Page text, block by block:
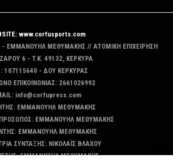
www.corfusports.com
- ΕΜΜΑΝΟΥΗΛ ΜΕΘΥΜΑΚΗΣ // ΑΤΟΜΙΚΗ ΕΠΙΧΕΙΡΗΣΗ
6 - T.K. 49132, ΚΕΡΚΥΡΑ
107115640 - ΔΟΥ ΚΕΡΚΥΡΑΣ
ΕΠΙΚΟΙΝΩΝΙΑΣ: 2661026992
info@corfupress.com
EMMANOYΗΛ ΜΕΘΥΜΑΚΗΣ
EMMANOYΗΛ ΜΕΘΥΜΑΚΗΣ
EMMANOYΗΛ ΜΕΘΥΜΑΚΗΣ
ΣΥΝΤΑΞΗΣ: ΝΙΚΟΛΑΪΣ ΒΛΑΧΟΥ
EMMANOYΗΛ ΜΕΘΥΜΑΚΗΣ